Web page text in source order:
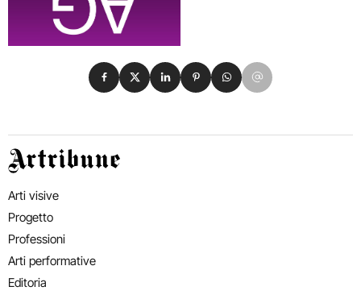
Condividi su Facebook
Condividi su X
Condividi su LinkedIn
Condividi su Pinterest
Condividi su WhatsApp
Condividi su Email
Artribune
Arti visive
Progetto
Professioni
Arti performative
Editoria